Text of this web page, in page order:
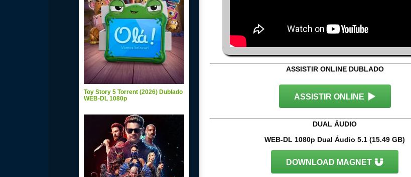
ASSISTIR ONLINE DUBLADO
ASSISTIR ONLINE
DUAL ÁUDIO
WEB-DL 1080p Dual Áudio 5.1 (15.49 GB)
DOWNLOAD MAGNET
Toy Story 5 Torrent (2026) Dublado
WEB-DL 1080p